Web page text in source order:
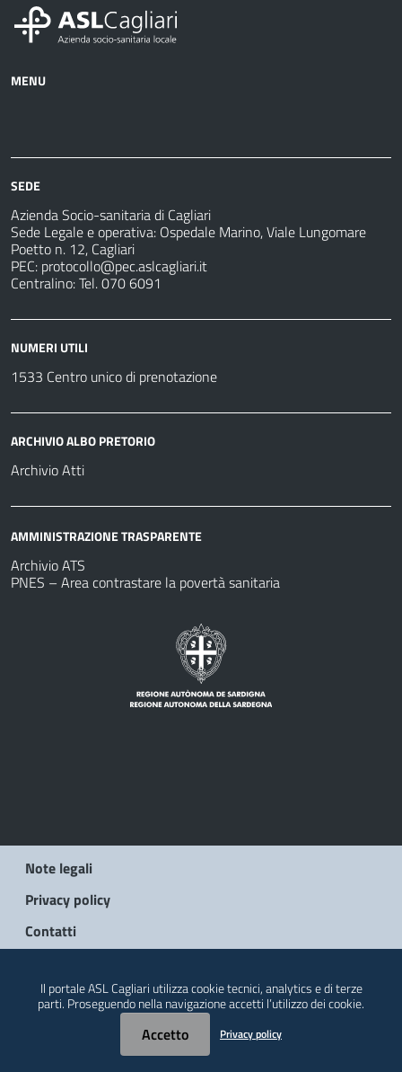
MENU
sanitarie
fare
SEDE
Azienda Socio-sanitaria di Cagliari
Sede Legale e operativa: Ospedale Marino, Viale Lungomare
Poetto n. 12, Cagliari
PEC: protocollo@pec.aslcagliari.it
Centralino: Tel. 070 6091
NUMERI UTILI
1533 Centro unico di prenotazione
ARCHIVIO ALBO PRETORIO
Archivio Atti
AMMINISTRAZIONE TRASPARENTE
Archivio ATS
PNES – Area contrastare la povertà sanitaria
Note legali
Privacy policy
Contatti
Il portale ASL Cagliari utilizza cookie tecnici, analytics e di terze
parti. Proseguendo nella navigazione accetti l’utilizzo dei cookie.
Accetto Privacy policy